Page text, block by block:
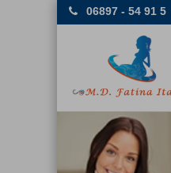
06897 - 54 91 5